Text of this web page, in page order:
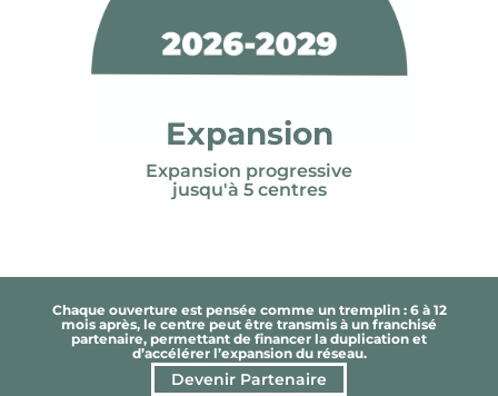
Expansion
Expansion progressive
jusqu'à 5 centres
Chaque ouverture est pensée comme un tremplin : 6 à 12
mois après, le centre peut être transmis à un franchisé
partenaire, permettant de financer la duplication et
d’accélérer l’expansion du réseau.
Devenir Partenaire